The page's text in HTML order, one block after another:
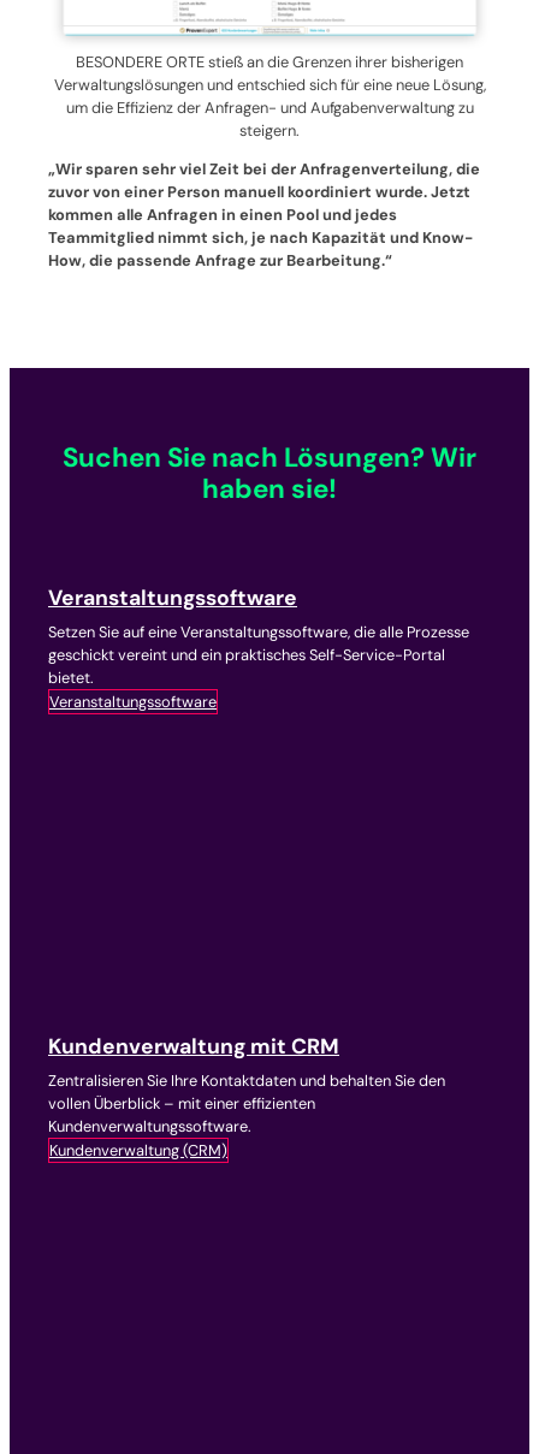
BESONDERE ORTE stieß an die Grenzen ihrer bisherigen
Verwaltungslösungen und entschied sich für eine neue Lösung,
um die Effizienz der Anfragen- und Aufgabenverwaltung zu
steigern.
„Wir sparen sehr viel Zeit bei der Anfragenverteilung, die
zuvor von einer Person manuell koordiniert wurde. Jetzt
kommen alle Anfragen in einen Pool und jedes
Teammitglied nimmt sich, je nach Kapazität und Know-
How, die passende Anfrage zur Bearbeitung.“
Suchen Sie nach Lösungen? Wir
haben sie!
Veranstaltungssoftware
Setzen Sie auf eine Veranstaltungssoftware, die alle Prozesse
geschickt vereint und ein praktisches Self-Service-Portal
bietet.
Veranstaltungssoftware
Kundenverwaltung mit CRM
Zentralisieren Sie Ihre Kontaktdaten und behalten Sie den
vollen Überblick – mit einer effizienten
Kundenverwaltungssoftware.
Kundenverwaltung (CRM)